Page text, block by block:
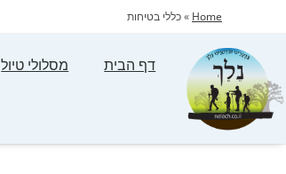
Home
»כללי בטיחות
דף הבית מסלולי טיול